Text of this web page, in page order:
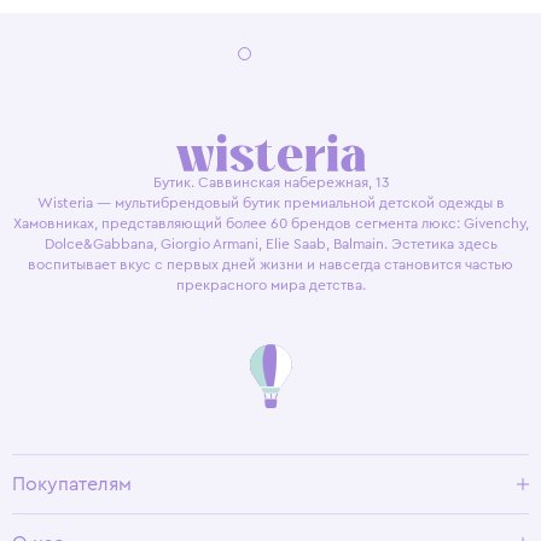
Бутик. Саввинская набережная, 13
Wisteria — мультибрендовый бутик премиальной детской одежды в
Хамовниках, представляющий более 60 брендов сегмента люкс: Givenchy,
Dolce&Gabbana, Giorgio Armani, Elie Saab, Balmain. Эстетика здесь
воспитывает вкус с первых дней жизни и навсегда становится частью
прекрасного мира детства.
Покупателям